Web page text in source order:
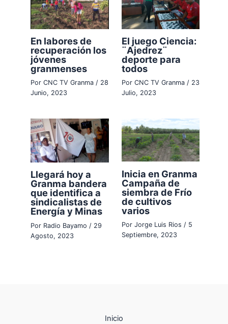
En labores de
recuperación los
jóvenes
granmenses
PorCNC TV Granma/ 28
Junio, 2023
El juego Ciencia:
¨Ajedrez¨
deporte para
todos
Por CNC TV Granma / 23
Julio, 2023
Llegará hoy a
Granma bandera
que identifica a
sindicalistas de
Energía y Minas
Por Radio Bayamo / 29
Agosto, 2023
Inicia en Granma
Campaña de
siembra de Frío
de cultivos
varios
Por Jorge Luis Rios / 5
Septiembre, 2023
Inicio